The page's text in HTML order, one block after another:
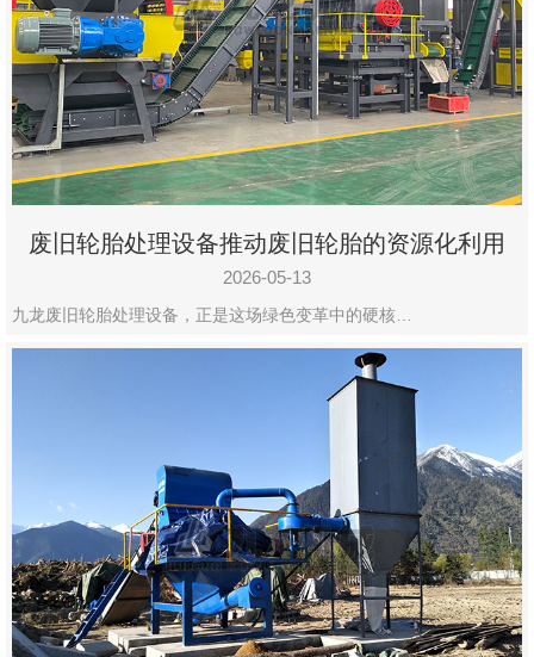
废旧轮胎处理设备推动废旧轮胎的资源化利用
2026-05-13
九龙废旧轮胎处理设备，正是这场绿色变革中的硬核…